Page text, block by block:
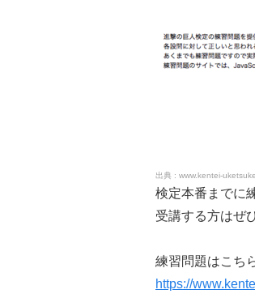
www.kentei-
検定本番までに
受講する方はぜ
練習問題はこち
https://